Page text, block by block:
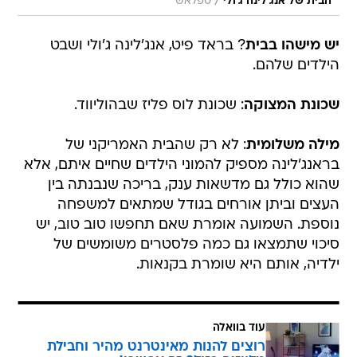
יש מישהו בבית? בראד פיט, אנג'לינה ג'ולי ושבט
הילדים שלהם.
שכונת המצוקה: שכונת לוס פליז שבהוליווד.
מילה משלומית: לא רק שהבית האמריקני של
בראנג'לינה מספיק להמוני הילדים שחיים איתם, אלא
שהוא כולל גם מדשאות ענק, בריכה שנבנתה בין
העצים וביתן אורחים בגודל שמתאים למשפחה
נוספת. השמועה אומרת שאם תחפשו טוב טוב, יש
סיכוי שתמצאו גם כמה פלסטרים משומשים של
ילדיה, אותם היא שומרת בקנאות.
עוד בוואלה
רוצים להנות מאינטרנט מהיר וחבילת